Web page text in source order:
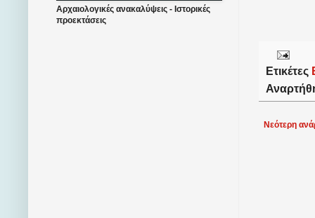
Ετικέτες
Νεότερη
Αρχαιολογικές ανακαλύψεις - Ιστορικές
προεκτάσεις